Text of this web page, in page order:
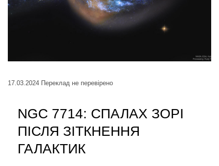
17.03.2024 Переклад не перевірено
NGC 7714: СПАЛАХ ЗОРІ
ПІСЛЯ ЗІТКНЕННЯ
ГАЛАКТИК